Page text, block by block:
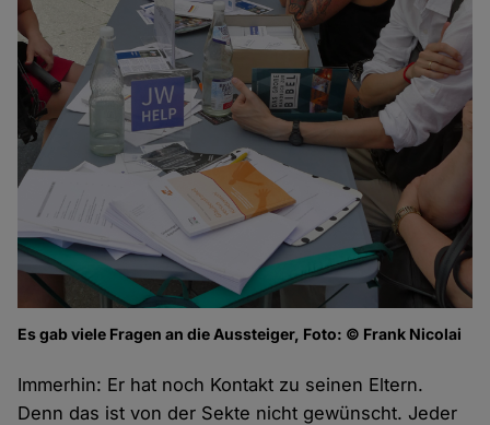
Es gab viele Fragen an die Aussteiger, Foto: © Frank Nicolai
Immerhin: Er hat noch Kontakt zu seinen Eltern.
Denn das ist von der Sekte nicht gewünscht. Jeder